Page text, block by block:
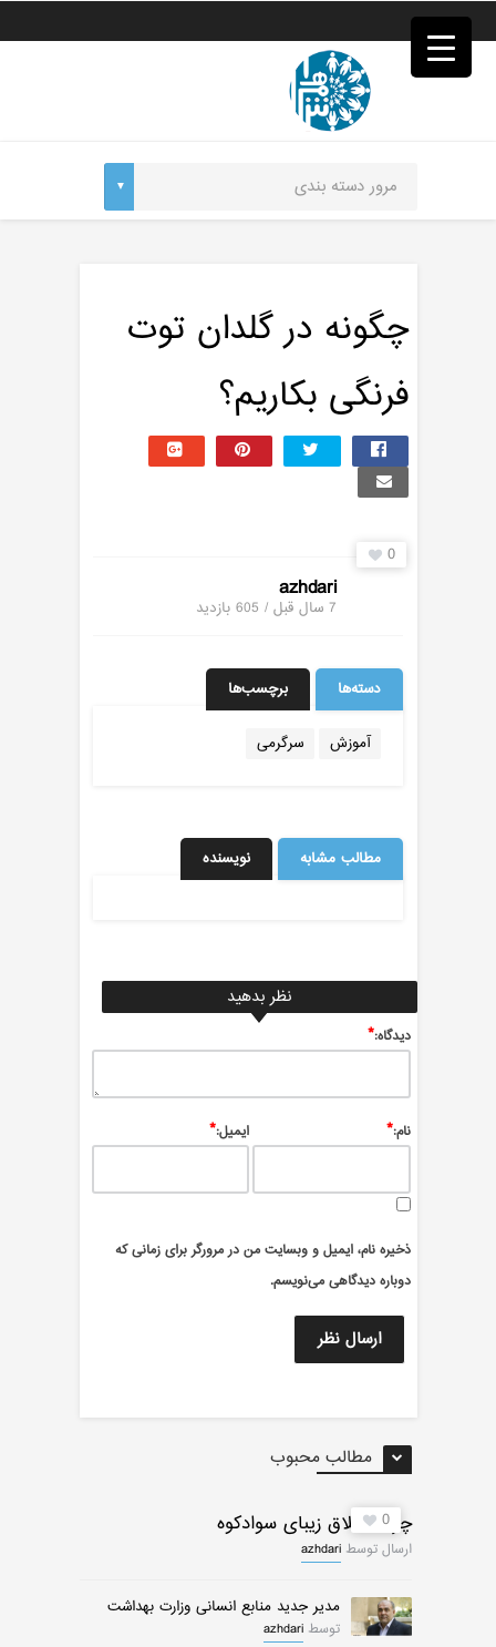
فصد
خون
تهران
چگونه در گلدان توت
فرنگی بکاریم؟
0
azhdari
7 سال قبل / 605 بازدید
دسته‌ها برچسب‌ها
آموزش سرگرمی
مطالب مشابه نویسنده
نظر بدهید
ديدگاه:*
نام:* ایمیل:*
ذخیره نام، ایمیل و وبسایت من در مرورگر برای زمانی که
دوباره دیدگاهی می‌نویسم.
مطالب محبوب
0
چرات ییلاق زیبای سوادکوه
ارسال توسطazhdari
مدیر جدید منابع انسانی وزارت بهداشت
توسطazhdari